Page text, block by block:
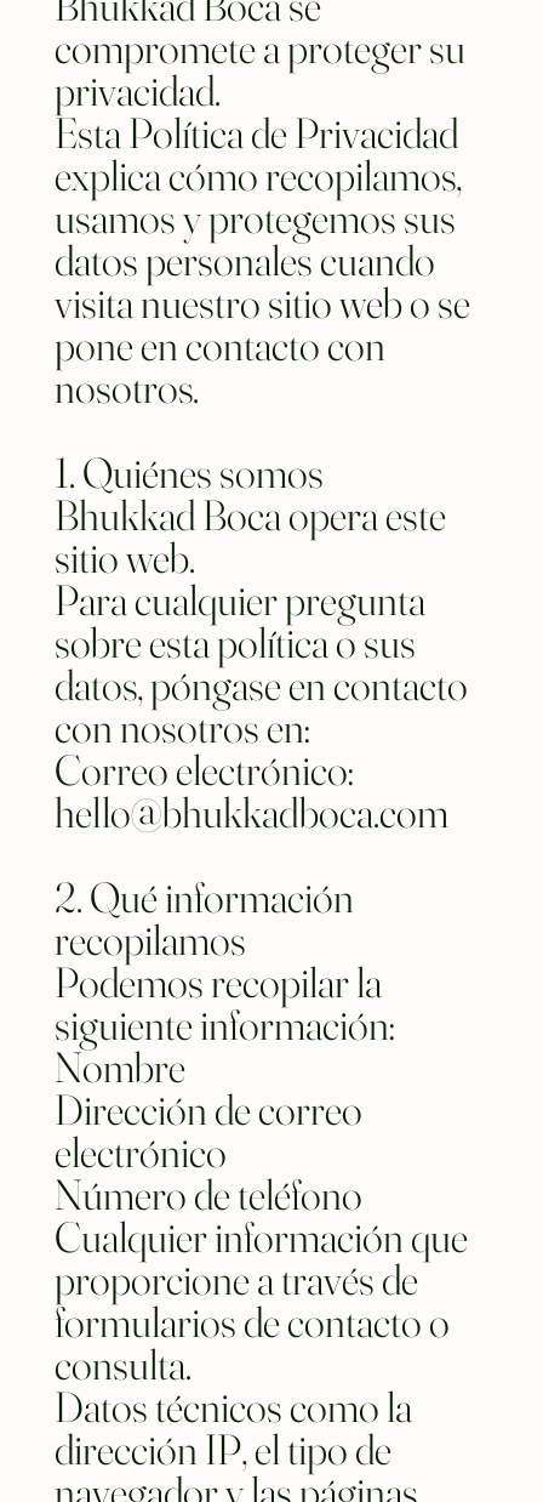
compromete a proteger su
privacidad.
Esta Política de Privacidad
explica cómo recopilamos,
usamos y protegemos sus
datos personales cuando
visita nuestro sitio web o se
pone en contacto con
nosotros.
1. Quiénes somos
Bhukkad Boca opera este
sitio web.
Para cualquier pregunta
sobre esta política o sus
datos, póngase en contacto
con nosotros en:
Correo electrónico:
hello@bhukkadboca.com
2. Qué información
recopilamos
Podemos recopilar la
siguiente información:
Nombre
Dirección de correo
electrónico
Número de teléfono
Cualquier información que
proporcione a través de
formularios de contacto o
consulta.
Datos técnicos como la
dirección IP, el tipo de